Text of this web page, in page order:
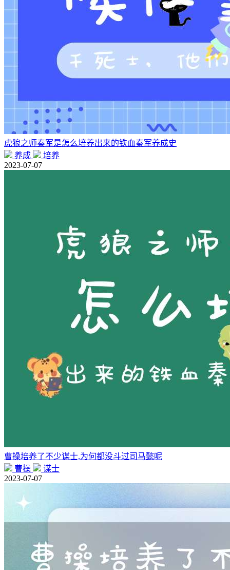
虎狼之师秦军是怎么培养出来的铁血秦军养成史
养成
培养
2023-07-07
曹操培养了不少谋士,为何都没斗过司马懿呢
曹操
谋士
2023-07-07